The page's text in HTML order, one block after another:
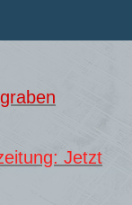
Jetzt